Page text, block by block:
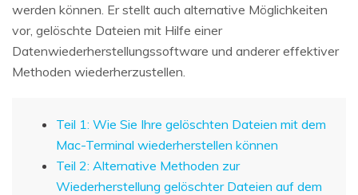
werden können. Er stellt auch alternative Möglichkeiten
vor, gelöschte Dateien mit Hilfe einer
Datenwiederherstellungssoftware und anderer effektiver
Methoden wiederherzustellen.
Teil 1: Wie Sie Ihre gelöschten Dateien mit dem
Mac-Terminal wiederherstellen können
Teil 2: Alternative Methoden zur
Wiederherstellung gelöschter Dateien auf dem